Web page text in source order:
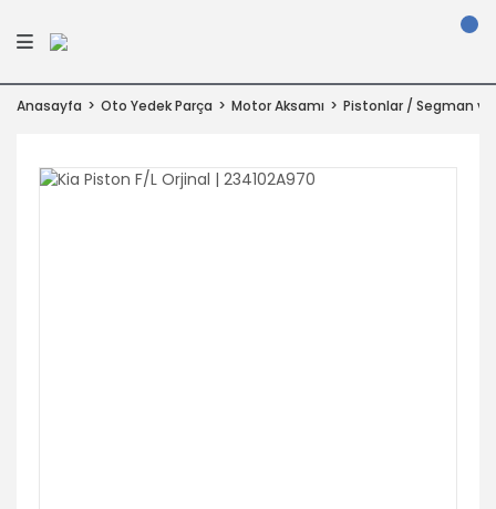
Anasayfa Oto Yedek Parça Motor Aksamı Pistonlar / Segman ve